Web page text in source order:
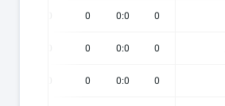
0
0:0
0
0
0:0
0
0
0:0
0